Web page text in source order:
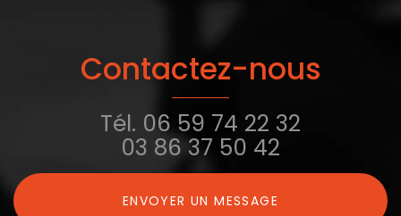
Contactez-nous
Tél. 06 59 74 22 32
03 86 37 50 42
ENVOYER UN MESSAGE